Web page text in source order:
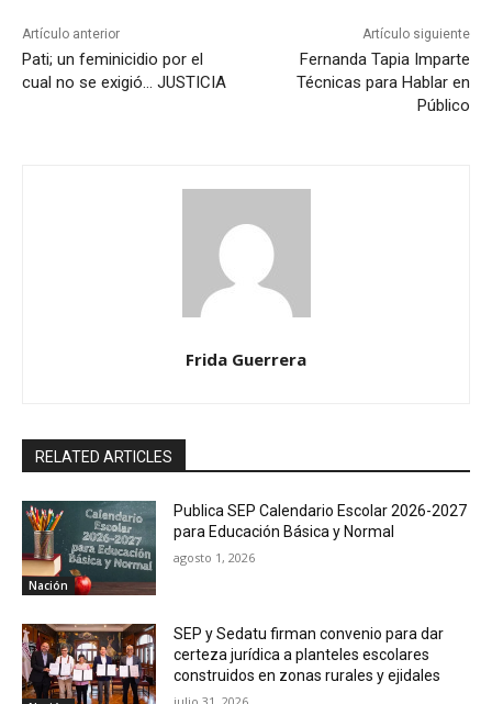
Artículo anterior
Pati; un feminicidio por el
cual no se exigió… JUSTICIA
Artículo siguiente
Fernanda Tapia Imparte
Técnicas para Hablar en
Público
Frida Guerrera
RELATED ARTICLES
Nación
Publica SEP Calendario Escolar 2026-2027
para Educación Básica y Normal
agosto 1, 2026
SEP y Sedatu firman convenio para dar
certeza jurídica a planteles escolares
construidos en zonas rurales y ejidales